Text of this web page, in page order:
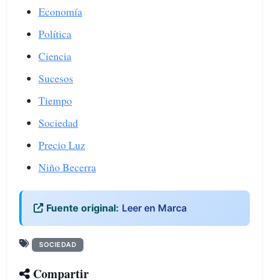
Economía
Política
Ciencia
Sucesos
Tiempo
Sociedad
Precio Luz
Niño Becerra
Fuente original: Leer en Marca
SOCIEDAD
Compartir